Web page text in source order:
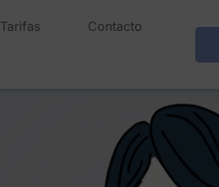
Tarifas Contacto